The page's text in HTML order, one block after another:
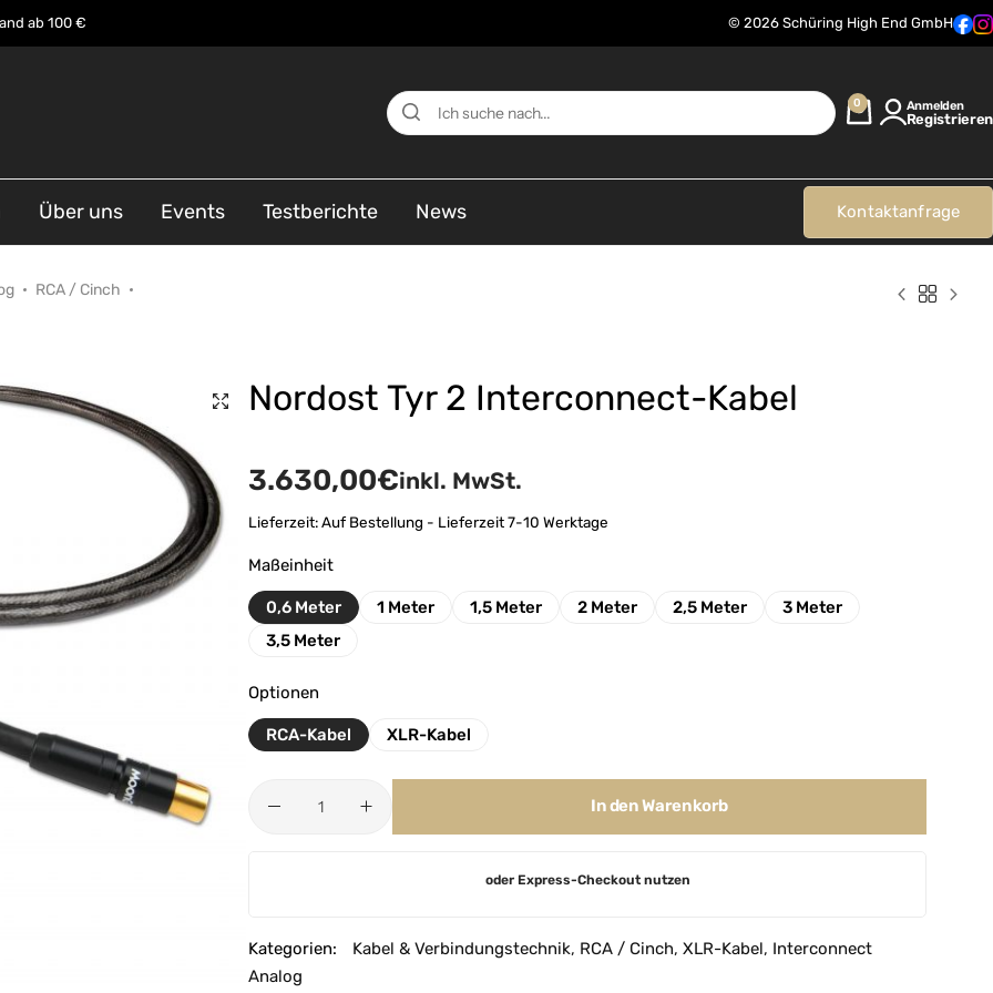
ab 100 € © 2026 Schüring High End GmbH
0 Anmelden
Registrieren
Über uns Events Testberichte News Kontaktanfrage
RCA / Cinch
Nordost Tyr 2 Interconnect-Kabel
3.630,00€inkl. MwSt.
Lieferzeit:Auf Bestellung - Lieferzeit 7-10 Werktage
Maßeinheit
0,6 Meter 1 Meter 1,5 Meter 2 Meter 2,5 Meter
3 Meter
3,5 Meter
Optionen
RCA-Kabel XLR-Kabel
In den Warenkorb
e
r
oder Express-Checkout nutzen
Kategorien: Kabel & Verbindungstechnik, RCA / Cinch, XLR-Kabel, Interconnect
Analog